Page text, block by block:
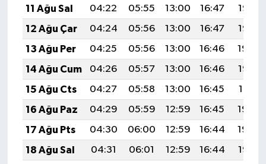
11 Ağu Sal
04:22 05:55 13:00 16:47
19:56
12 Ağu Çar
04:24 05:56 13:00 16:47
19:55
13 Ağu Per
04:25 05:56 13:00 16:46
19:54
14 Ağu Cum
04:26 05:57 13:00 16:46
19:52
15 Ağu Cts
04:27 05:58 13:00 16:45
19:51
16 Ağu Paz
04:29 05:59 12:59 16:45
19:50
17 Ağu Pts
04:30 06:00 12:59 16:44
19:49
18 Ağu Sal
04:31 06:01 12:59 16:44
19:47
YARIŞMALAR
TANITIM
HABERDE İNSAN